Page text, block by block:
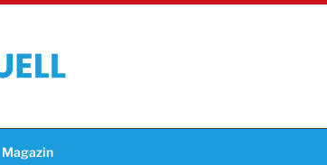
Magazin